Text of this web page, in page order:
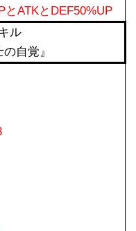
ATKとDEF50%UP
ル
自覚』